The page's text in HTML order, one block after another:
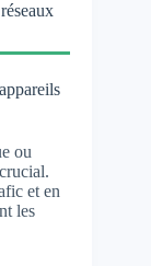
ou
et en
les